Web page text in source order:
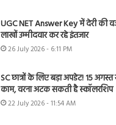
UGC NET Answer Key में देरी की
लाखों उम्मीदवार कर रहे इंतजार
26 July 2026 - 6:11 PM
SC छात्रों के लिए बड़ा अपडेट! 15
काम, वरना अटक सकती है स्कॉलरशिप
22 July 2026 - 11:54 AM